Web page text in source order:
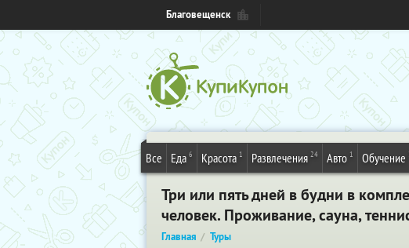
Благовещенск
Все Еда 6 Красота 1 Развлечения 24 Авто 1 Обучение
Три или пять дней в будни в
человек. Проживание, сауна,
Главная Туры